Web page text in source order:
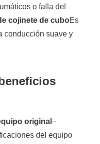
o falla del
cojinete de cuboEs
conducción suave y
original –
del equipo